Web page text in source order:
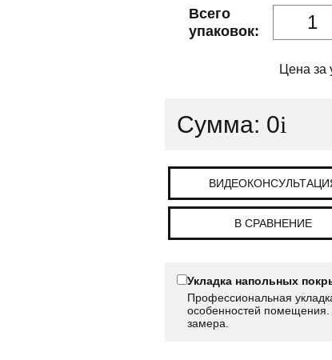
Всего
упаковок:
Цена за
Сумма: 0i
В СРАВНЕНИЕ
Укладка напольных
Профессиональная
особенностей помещения.
замера.